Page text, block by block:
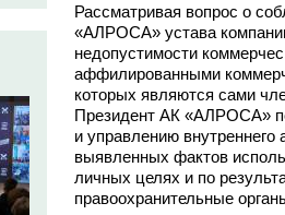
Рассматривая вопрос о
«АЛРОСА» устава
недопустимости
аффилированными
которых являются сами
Президент АК «АЛРОСА»
и управлению внутреннего
выявленных фактов
личных целях и по
правоохранительные